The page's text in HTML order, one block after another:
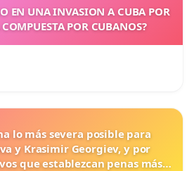
EN UNA INVASION A CUBA POR
POR CUBANOS?
lo más severa posible para
y Krasimir Georgiev, y por
que establezcan penas más